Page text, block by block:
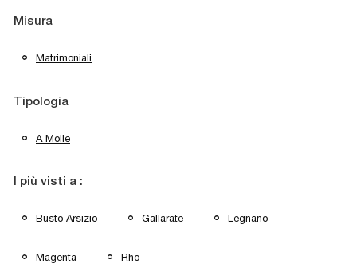
Misura
Matrimoniali
Tipologia
A Molle
I più visti a :
Busto Arsizio Gallarate Legnano
Magenta Rho